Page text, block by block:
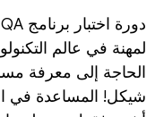
لمهنة في عالم